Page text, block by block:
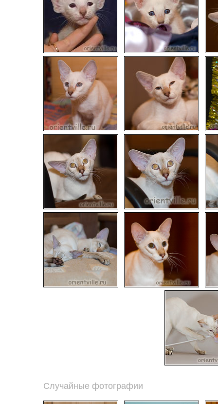
Случайные фотографии